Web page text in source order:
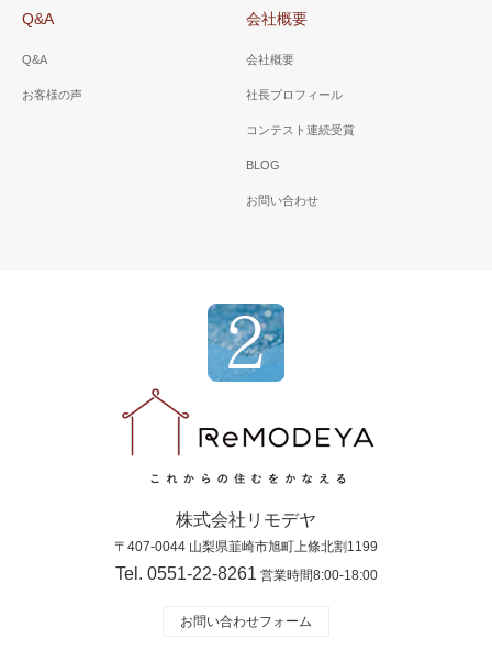
Q&A
Q&A
お客様の声
会社概要
会社概要
社長プロフィール
コンテスト連続受賞
BLOG
お問い合わせ
株式会社リモデヤ
〒407-0044 山梨県韮崎市旭町上條北割1199
Tel. 0551-22-8261営業時間8:00-18:00
お問い合わせフォーム